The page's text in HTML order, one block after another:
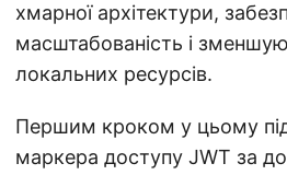
хмарної архітектури,
масштабованість і
локальних ресурсів.
Першим кроком у цьому
маркера доступу JWT за